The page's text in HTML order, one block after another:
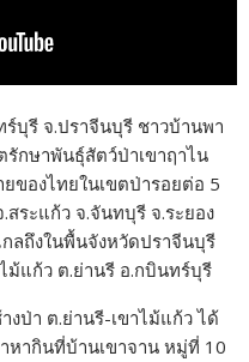
บุรี จ.ปราจีนบุรี ชาวบ้านพา
รักษาพันธุ์สัตว์ป่าเขาฤาไน
ของไทยในเขตป่ารอยต่อ 5
สระแก้ว จ.จันทบุรี จ.ระยอง
ลถึงในพื้นจังหวัดปราจีนบุรี
ม้แก้ว ต.ย่านรี อ.กบินทร์บุรี
งป่า ต.ย่านรี-เขาไม้แก้ว ได้
หากินที่บ้านเขาจาน หมู่ที่ 10